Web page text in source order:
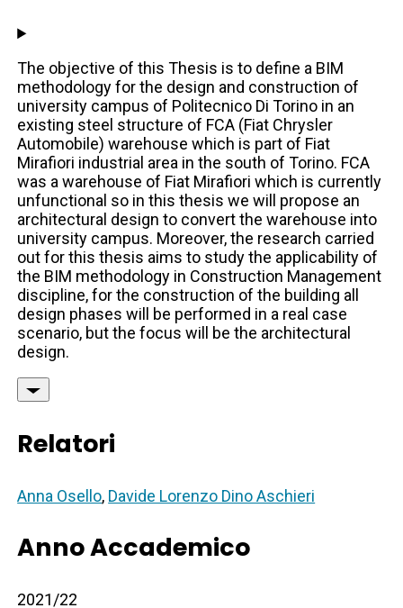
The objective of this Thesis is to define a BIM
methodology for the design and construction of
university campus of Politecnico Di Torino in an
existing steel structure of FCA (Fiat Chrysler
Automobile) warehouse which is part of Fiat
Mirafiori industrial area in the south of Torino. FCA
was a warehouse of Fiat Mirafiori which is currently
unfunctional so in this thesis we will propose an
architectural design to convert the warehouse into
university campus. Moreover, the research carried
out for this thesis aims to study the applicability of
the BIM methodology in Construction Management
discipline, for the construction of the building all
design phases will be performed in a real case
scenario, but the focus will be the architectural
design.
Relatori
Anna Osello, Davide Lorenzo Dino Aschieri
Anno Accademico
2021/22